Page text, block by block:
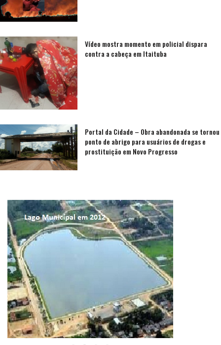
Vídeo mostra momento em policial dispara
contra a cabeça em Itaituba
Portal da Cidade – Obra abandonada se tornou
ponto de abrigo para usuários de drogas e
prostituição em Novo Progresso